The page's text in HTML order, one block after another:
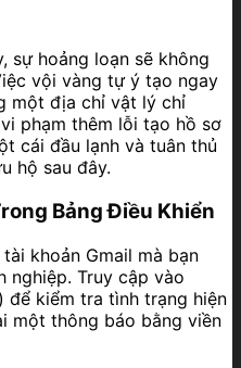
sự hoảng loạn sẽ không
vội vàng tự ý tạo ngay
một địa chỉ vật lý chỉ
phạm thêm lỗi tạo hồ sơ
cái đầu lạnh và tuân thủ
hộ sau đây.
Bảng Điều Khiển
khoản Gmail mà bạn
nghiệp. Truy cập vào
để kiểm tra tình trạng hiện
một thông báo bằng viền